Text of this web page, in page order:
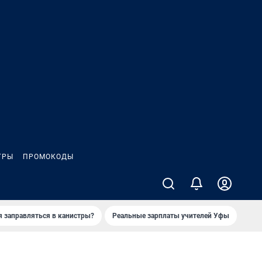
ПРОМОКОДЫ
заправляться в канистры? Реальные зарплаты учителей Уфы